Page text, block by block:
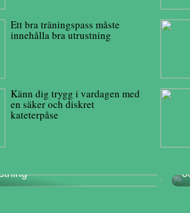
Ett bra träningspass måste
innehålla bra utrustning
Känn dig trygg i vardagen med
en säker och diskret
kateterpåse